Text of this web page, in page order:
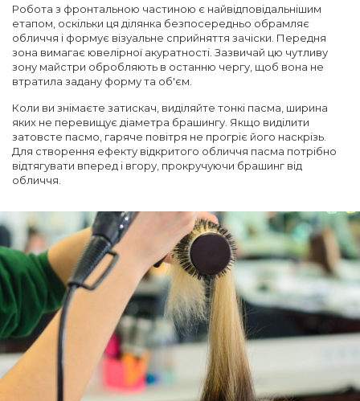
Робота з фронтальною частиною є найвідповідальнішим
етапом, оскільки ця ділянка безпосередньо обрамляє
обличчя і формує візуальне сприйняття зачіски. Передня
зона вимагає ювелірної акуратності. Зазвичай цю чутливу
зону майстри обробляють в останню чергу, щоб вона не
втратила задану форму та об'єм.
Коли ви знімаєте затискач, виділяйте тонкі пасма, ширина
яких не перевищує діаметра брашингу. Якщо виділити
затовсте пасмо, гаряче повітря не прогріє його наскрізь.
Для створення ефекту відкритого обличчя пасма потрібно
відтягувати вперед і вгору, прокручуючи брашинг від
обличчя.